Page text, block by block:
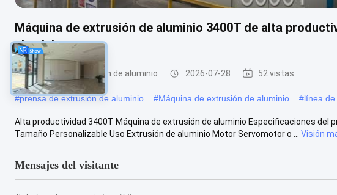
Máquina de extrusión de aluminio 3400T de alta
aluminio
Máquina de extrusión de aluminio 2026-07-28 52 vistas
#prensa de extrusión de aluminio #Máquina de extrusión de aluminio #línea
Alta productividad 3400T Máquina de extrusión de aluminio Especificaciones del
Tamaño Personalizable Uso Extrusión de aluminio Motor Servomotor o ...
Visión
Mensajes del visitante